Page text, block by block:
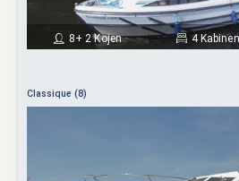
8+ 2 Kojen 4 Kabinen
Classique (8)